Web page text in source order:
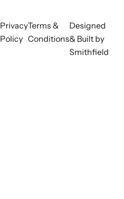
Privacy
Policy
Terms &
Conditions
Designed
& Built by
Smithfield